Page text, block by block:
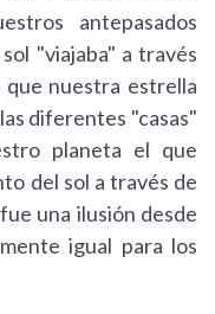
antepasados
"viajaba" a través
nuestra estrella
diferentes "casas"
planeta el que
del sol a través de
una ilusión desde
igual para los